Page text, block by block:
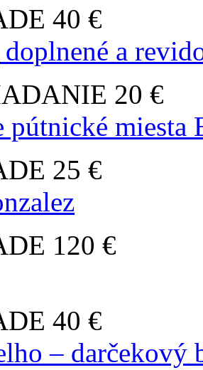
40 €
a
20 €
pútnické miesta
25 €
120 €
40 €
– darčekový